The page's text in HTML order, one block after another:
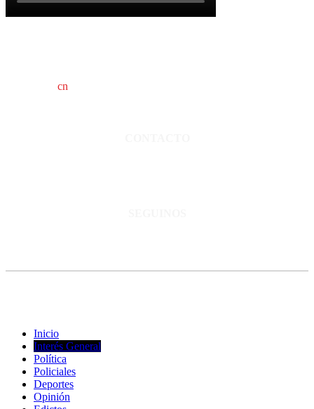
cn
Inicio
Interés General
Política
Policiales
Deportes
Opinión